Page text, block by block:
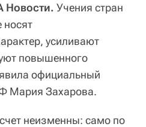
Новости. Учения стран
усиливают
повышенного
официальный
Мария Захарова.
неизменны: само по